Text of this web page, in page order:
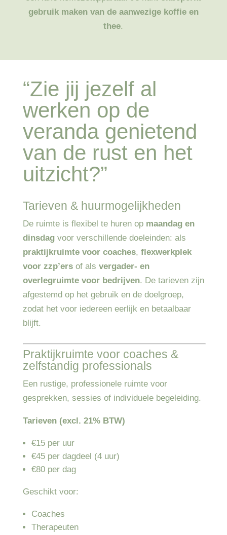
gebruik maken van de aanwezige koffie en
thee.
“Zie jij jezelf al
werken op de
veranda genietend
van de rust en het
uitzicht?”
Tarieven & huurmogelijkheden
De ruimte is flexibel te huren op maandag en
dinsdagvoor verschillende doeleinden: als
praktijkruimte voor coaches, flexwerkplek
voor zzp’ersof als vergader- en
overlegruimte voor bedrijven. De tarieven zijn
afgestemd op het gebruik en de doelgroep,
zodat het voor iedereen eerlijk en betaalbaar
blijft.
Praktijkruimte voor coaches &
zelfstandig professionals
Een rustige, professionele ruimte voor
gesprekken, sessies of individuele begeleiding.
Tarieven (excl. 21% BTW)
€15 per uur
€45 per dagdeel (4 uur)
€80 per dag
Geschikt voor:
Coaches
Therapeuten